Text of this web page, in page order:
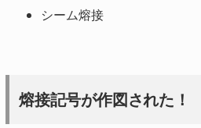
シーム熔接
熔接記号が作図された！